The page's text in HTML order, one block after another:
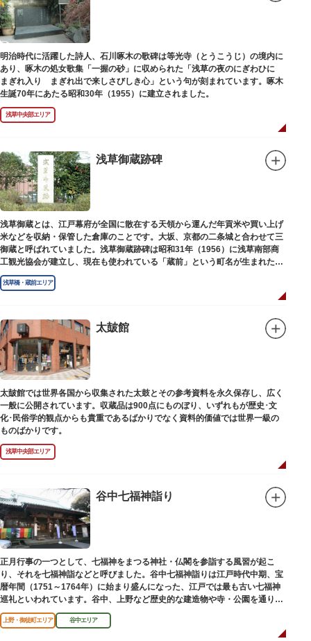
明治時代に活躍した詩人、石川啄木の歌碑は等光寺（とうこうじ）の境内に
あり、啄木の処女歌集「一握の砂」に収められた「浅草の夜のにぎわひに
まぎれ入り まぎれ出で来しさびしき心」という句が刻まれています。啄木
生誕70年にあたる昭和30年（1955）に建立されました。
浅草中央部エリア
浅草御蔵跡碑
浅草御蔵とは、江戸幕府が全国に散在する天領から運んだ年貢米や買い上げ
米などを収納・保管した倉庫のことです。大坂、京都の二条城と合わせて三
御蔵と呼ばれていました。浅草御蔵跡碑は昭和31年（1956）に浅草南部商
工観光協会が建立し、現在も使われている「蔵前」という町名が生まれたの
は昭和9年（1934）のことです。
浅草橋・蔵前エリア
太皷館
太皷館では世界各国から収集された太鼓とその参考資料を永久保存し、広く
一般に公開されています。収蔵品は900点にものぼり、いずれもが歴史･文
化･民俗学的観点からも貴重であるばかりでなく資料的価値では世界一級の
ものばかりです。
浅草中央部エリア
谷中七福神詣り
正月行事の一つとして、七福神をまつる神社・仏閣を参詣する風習が起こ
り、それを七福神詣などと呼びました。谷中七福神詣りは江戸時代中期、宝
暦年間（1751～1764年）に始まり盛んになった、江戸では最も古い七福神
巡礼といわれています。谷中、上野など歴史的な建造物や寺・公園を通りな
がら、ゆっくりと一日散策が楽しめるコースになっています。
上野・御徒町エリア 谷中エリア